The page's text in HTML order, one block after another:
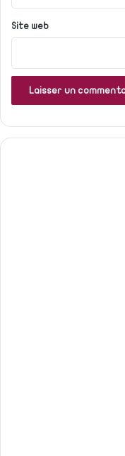
Site web